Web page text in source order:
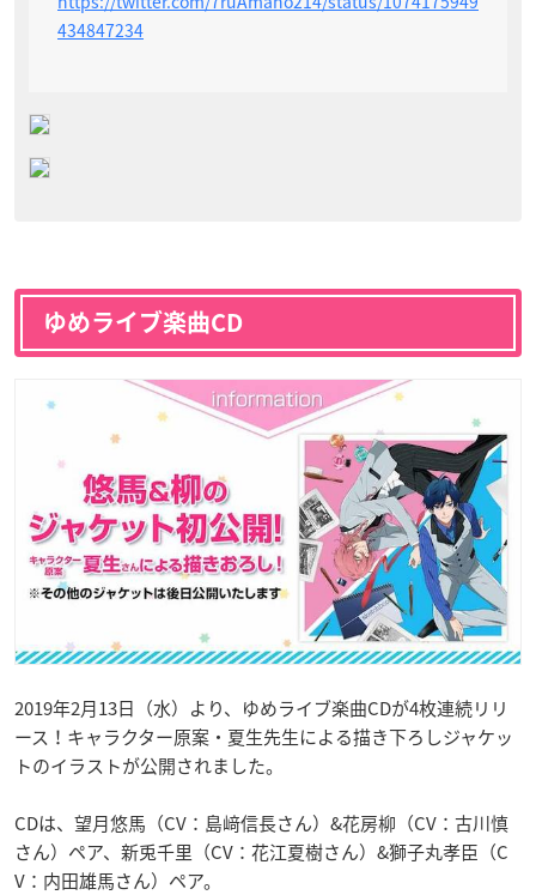
434847234
ゆめライブ楽曲CD
2019年2月13日（水）より、ゆめライブ楽曲CDが4枚連続リリ
ース！キャラクター原案・夏生先生による描き下ろしジャケッ
トのイラストが公開されました。
CDは、望月悠馬（CV：島﨑信長さん）&花房柳（CV：古川慎
さん）ペア、新兎千里（CV：花江夏樹さん）&獅子丸孝臣（C
V：内田雄馬さん）ペア。